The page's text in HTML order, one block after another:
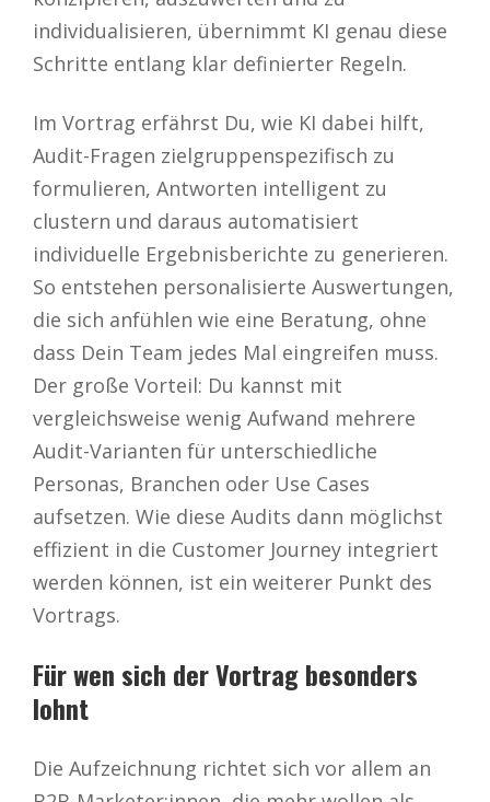
individualisieren, übernimmt KI genau diese
Schritte entlang klar definierter Regeln.
Im Vortrag erfährst Du, wie KI dabei hilft,
Audit-Fragen zielgruppenspezifisch zu
formulieren, Antworten intelligent zu
clustern und daraus automatisiert
individuelle Ergebnisberichte zu generieren.
So entstehen personalisierte Auswertungen,
die sich anfühlen wie eine Beratung, ohne
dass Dein Team jedes Mal eingreifen muss.
Der große Vorteil: Du kannst mit
vergleichsweise wenig Aufwand mehrere
Audit-Varianten für unterschiedliche
Personas, Branchen oder Use Cases
aufsetzen. Wie diese Audits dann möglichst
effizient in die Customer Journey integriert
werden können, ist ein weiterer Punkt des
Vortrags.
Für wen sich der Vortrag besonders
lohnt
Die Aufzeichnung richtet sich vor allem an